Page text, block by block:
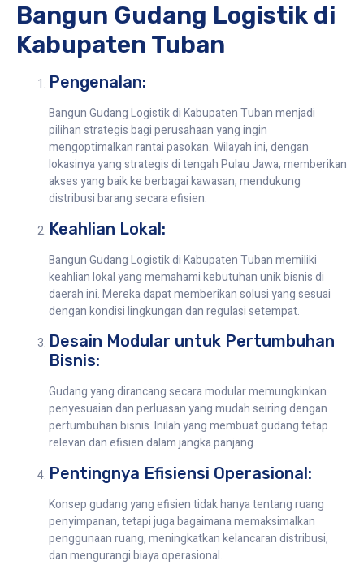
Bangun Gudang Logistik di
Kabupaten Tuban
Pengenalan:
Bangun Gudang Logistik di Kabupaten Tuban menjadi
pilihan strategis bagi perusahaan yang ingin
mengoptimalkan rantai pasokan. Wilayah ini, dengan
lokasinya yang strategis di tengah Pulau Jawa, memberikan
akses yang baik ke berbagai kawasan, mendukung
distribusi barang secara efisien.
Keahlian Lokal:
Bangun Gudang Logistik di Kabupaten Tuban memiliki
keahlian lokal yang memahami kebutuhan unik bisnis di
daerah ini. Mereka dapat memberikan solusi yang sesuai
dengan kondisi lingkungan dan regulasi setempat.
Desain Modular untuk Pertumbuhan
Bisnis:
Gudang yang dirancang secara modular memungkinkan
penyesuaian dan perluasan yang mudah seiring dengan
pertumbuhan bisnis. Inilah yang membuat gudang tetap
relevan dan efisien dalam jangka panjang.
Pentingnya Efisiensi Operasional:
Konsep gudang yang efisien tidak hanya tentang ruang
penyimpanan, tetapi juga bagaimana memaksimalkan
penggunaan ruang, meningkatkan kelancaran distribusi,
dan mengurangi biaya operasional.